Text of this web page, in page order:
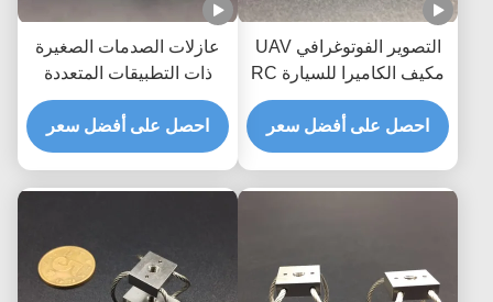
التصوير الفوتوغرافي UAV
مكيف الكاميرا للسيارة RC
GR3 مصنوعة يدويًا حماية
صدمة رائعة
احصل على أفضل سعر
عازلات الصدمات الصغيرة
ذات التطبيقات المتعددة
الحبل السلكي
احصل على أفضل سعر